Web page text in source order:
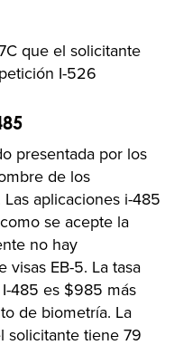
que el solicitante
I-526
presentada por los
de los
aplicaciones i-485
se acepte la
no hay
EB-5. La tasa
485 es $985 más
de biometría. La
solicitante tiene 79